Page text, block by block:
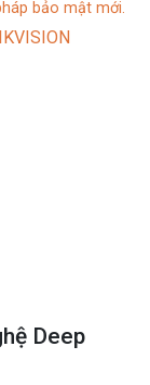
bảo mật mới.
Deep